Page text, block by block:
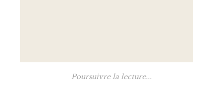
Poursuivre la lecture...